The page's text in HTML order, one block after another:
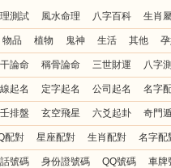
測試 風水命理 八字百科 生肖
物品 植物 鬼神 生活 其他
論命 稱骨論命 三世財運 八字
起名 定字起名 公司起名 名字
排盤 玄空飛星 六爻起卦 奇門
配對 星座配對 生肖配對 名字配
號碼 身份證號碼 QQ號碼 車牌